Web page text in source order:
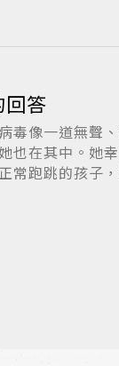
答
病毒像一道無聲
也在其中。她
常跑跳的孩子